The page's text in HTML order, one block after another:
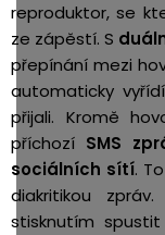
reproduktor, se
ze zápěstí. S
přepínání mezi
automaticky
přijali. Kromě
příchozí SMS
sociálních sítí.
diakritikou
stisknutím spustit